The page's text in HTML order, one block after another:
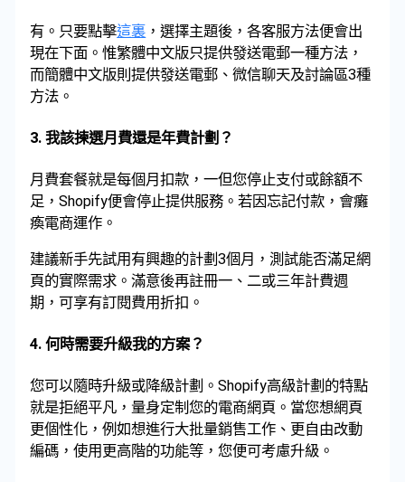
有。只要點擊這裏 ，選擇主題後，各客服方法便會出
現在下面。惟繁體中文版只提供發送電郵一種方法，
而簡體中文版則提供發送電郵、微信聊天及討論區3種
方法。
3.我該揀選月費還是年費計劃？
月費套餐就是每個月扣款，一但您停止支付或餘額不
足，Shopify便會停止提供服務。若因忘記付款，會癱
瘓電商運作。
建議新手先試用有興趣的計劃3個月，測試能否滿足網
頁的實際需求。滿意後再註冊一、二或三年計費週
期，可享有訂閱費用折扣。
4.何時需要升級我的方案？
您可以隨時升級或降級計劃。Shopify高級計劃的特點
就是拒絕平凡，量身定制您的電商網頁。當您想網頁
更個性化，例如想進行大批量銷售工作、更自由改動
編碼，使用更高階的功能等，您便可考慮升級。